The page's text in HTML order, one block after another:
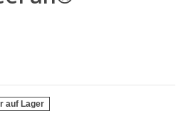
auf Lager